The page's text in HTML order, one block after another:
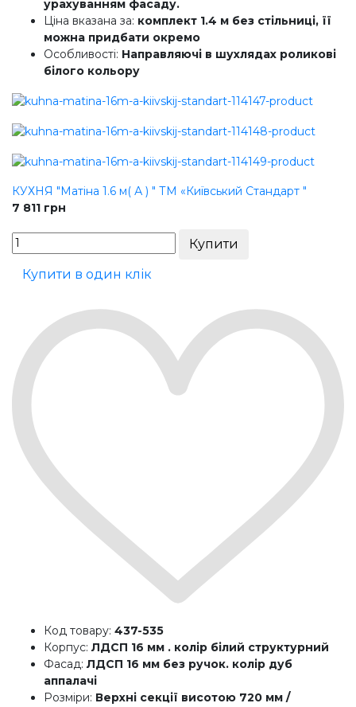
урахуванням фасаду.
Ціна вказана за: комплект 1.4 м без стільниці, її
можна придбати окремо
Особливості: Направляючі в шухлядах роликові
білого кольору
КУХНЯ "Матіна 1.6 м( А ) " ТМ «Київський Стандарт "
7 811 грн
Купити в один клік
Код товару: 437-535
Корпус: ЛДСП 16 мм . колір білий структурний
Фасад: ЛДСП 16 мм без ручок. колір дуб
аппалачі
Розміри: Верхні секції висотою 720 мм /